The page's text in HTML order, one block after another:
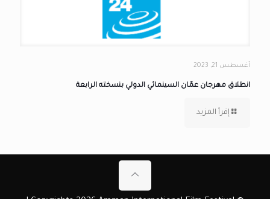
أغسطس 21, 2023
انطلاق مهرجان عمّان السينمائي الدولي بنسخته الرابعة
إقرأ المزيد